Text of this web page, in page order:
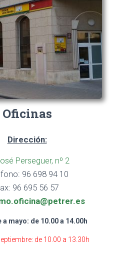
Oficinas
Dirección:
Perseguer, nº 2
96 698 94 10
96 695 56 57
@petrer.es
a mayo: de 10.00 a 14.00h
de 10.00 a 13.30h